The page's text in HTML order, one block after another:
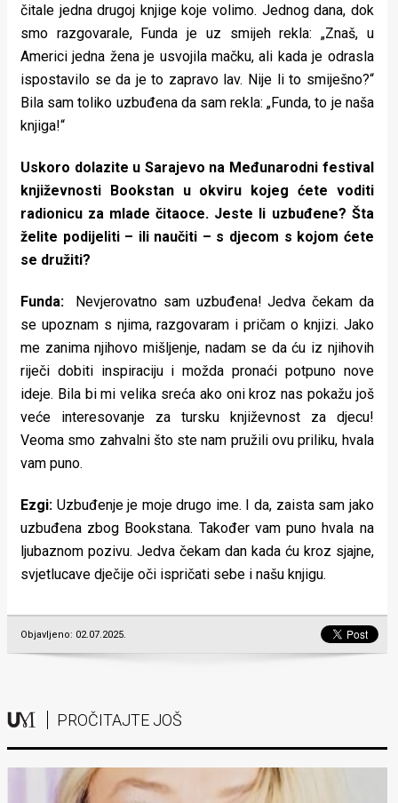
čitale jedna drugoj knjige koje volimo. Jednog dana, dok
smo razgovarale, Funda je uz smijeh rekla: „Znaš, u
Americi jedna žena je usvojila mačku, ali kada je odrasla
ispostavilo se da je to zapravo lav. Nije li to smiješno?“
Bila sam toliko uzbuđena da sam rekla: „Funda, to je naša
knjiga!“
Uskoro dolazite u Sarajevo na Međunarodni festival
književnosti Bookstan u okviru kojeg ćete voditi
radionicu za mlade čitaoce. Jeste li uzbuđene? Šta
želite podijeliti – ili naučiti – s djecom s kojom ćete
se družiti?
Funda: Nevjerovatno sam uzbuđena! Jedva čekam da
se upoznam s njima, razgovaram i pričam o knjizi. Jako
me zanima njihovo mišljenje, nadam se da ću iz njihovih
riječi dobiti inspiraciju i možda pronaći potpuno nove
ideje. Bila bi mi velika sreća ako oni kroz nas pokažu još
veće interesovanje za tursku književnost za djecu!
Veoma smo zahvalni što ste nam pružili ovu priliku, hvala
vam puno.
Ezgi: Uzbuđenje je moje drugo ime. I da, zaista sam jako
uzbuđena zbog Bookstana. Također vam puno hvala na
ljubaznom pozivu. Jedva čekam dan kada ću kroz sjajne,
svjetlucave dječije oči ispričati sebe i našu knjigu.
Objavljeno: 02.07.2025.
PROČITAJTE JOŠ